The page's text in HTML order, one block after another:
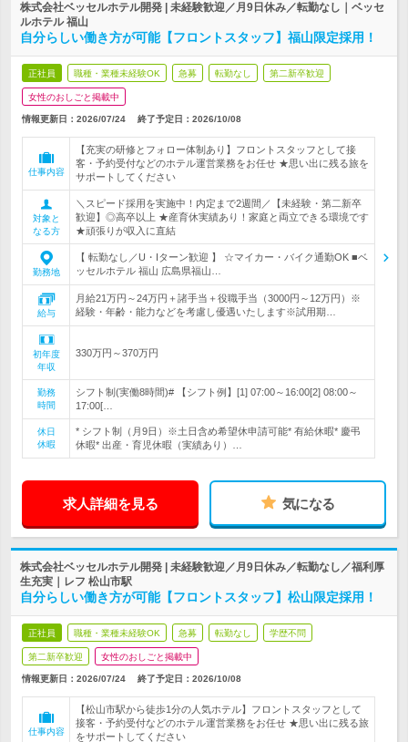
株式会社ベッセルホテル開発 | 未経験歓迎／月9日休み／転勤なし｜ベッセ
ルホテル 福山
自分らしい働き方が可能【フロントスタッフ】福山限定採用！
正社員 職種・業種未経験OK 急募 転勤なし 第二新卒歓迎
女性のおしごと掲載中
情報更新日：2026/07/24 終了予定日： 2026/10/08
仕事内容
【充実の研修とフォロー体制あり】フロントスタッフとして接
客・予約受付などのホテル運営業務をお任せ ★思い出に残る旅を
サポートしてください
対象と
なる方
＼スピード採用を実施中！内定まで2週間／【未経験・第二新卒
歓迎】◎高卒以上 ★産育休実績あり！家庭と両立できる環境です
★頑張りが収入に直結
勤務地
【 転勤なし／U・Iターン歓迎 】 ☆マイカー・バイク通勤OK ■ベ
ッセルホテル 福山 広島県福山…
給与
月給21万円～24万円＋諸手当＋役職手当（3000円～12万円）※
経験・年齢・能力などを考慮し優遇いたします※試用期…
初年度
年収
330万円～370万円
勤務
時間
シフト制(実働8時間)# 【シフト例】[1] 07:00～16:00[2] 08:00～
17:00[…
休日
休暇
* シフト制（月9日）※土日含め希望休申請可能* 有給休暇* 慶弔
休暇* 出産・育児休暇（実績あり）…
求人詳細を見る 気になる
株式会社ベッセルホテル開発 | 未経験歓迎／月9日休み／転勤なし／福利厚
生充実｜レフ 松山市駅
自分らしい働き方が可能【フロントスタッフ】松山限定採用！
正社員 職種・業種未経験OK 急募 転勤なし 学歴不問
第二新卒歓迎 女性のおしごと掲載中
情報更新日：2026/07/24 終了予定日： 2026/10/08
仕事内容
【松山市駅から徒歩1分の人気ホテル】フロントスタッフとして
接客・予約受付などのホテル運営業務をお任せ ★思い出に残る旅
をサポートしてください